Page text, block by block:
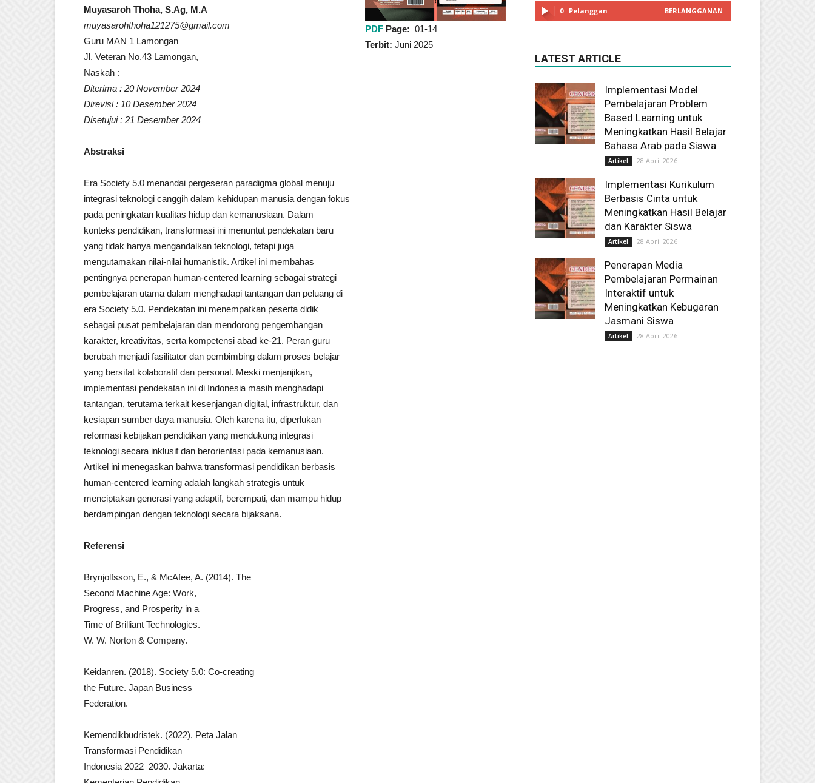
Muyasaroh Thoha, S.Ag, M.A
muyasarohthoha121275@gmail.com
Guru MAN 1 Lamongan
Jl. Veteran No.43 Lamongan,
Naskah :
Diterima : 20 November 2024
Direvisi : 10 Desember 2024
Disetujui : 21 Desember 2024
Abstraksi
Era Society 5.0 menandai pergeseran paradigma global menuju
integrasi teknologi canggih dalam kehidupan manusia dengan fokus
pada peningkatan kualitas hidup dan kemanusiaan. Dalam
konteks pendidikan, transformasi ini menuntut pendekatan baru
yang tidak hanya mengandalkan teknologi, tetapi juga
mengutamakan nilai-nilai humanistik. Artikel ini membahas
pentingnya penerapan human-centered learning sebagai strategi
pembelajaran utama dalam menghadapi tantangan dan peluang di
era Society 5.0. Pendekatan ini menempatkan peserta didik
sebagai pusat pembelajaran dan mendorong pengembangan
karakter, kreativitas, serta kompetensi abad ke-21. Peran guru
berubah menjadi fasilitator dan pembimbing dalam proses belajar
yang bersifat kolaboratif dan personal. Meski menjanjikan,
implementasi pendekatan ini di Indonesia masih menghadapi
tantangan, terutama terkait kesenjangan digital, infrastruktur, dan
kesiapan sumber daya manusia. Oleh karena itu, diperlukan
reformasi kebijakan pendidikan yang mendukung integrasi
teknologi secara inklusif dan berorientasi pada kemanusiaan.
Artikel ini menegaskan bahwa transformasi pendidikan berbasis
human-centered learning adalah langkah strategis untuk
menciptakan generasi yang adaptif, berempati, dan mampu hidup
berdampingan dengan teknologi secara bijaksana.
Referensi
Brynjolfsson, E., & McAfee, A. (2014). The
Second Machine Age: Work,
Progress, and Prosperity in a
Time of Brilliant Technologies.
W. W. Norton & Company.
Keidanren. (2018). Society 5.0: Co-creating
the Future. Japan Business
Federation.
Kemendikbudristek. (2022). Peta Jalan
Transformasi Pendidikan
Indonesia 2022–2030. Jakarta:
PDF Page: 01-14
Terbit: Juni 2025
0 Pelanggan BERLANGGANAN
LATEST ARTICLE
Implementasi Model
Pembelajaran Problem
Based Learning untuk
Meningkatkan Hasil Belajar
Bahasa Arab pada Siswa
Artikel 28 April 2026
Implementasi Kurikulum
Berbasis Cinta untuk
Meningkatkan Hasil Belajar
dan Karakter Siswa
Artikel 28 April 2026
Penerapan Media
Pembelajaran Permainan
Interaktif untuk
Meningkatkan Kebugaran
Jasmani Siswa
Artikel 28 April 2026